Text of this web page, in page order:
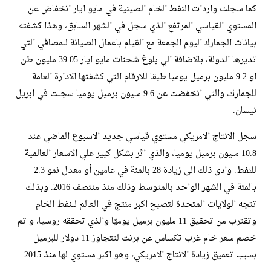
كما سجلت واردات النفط الخام الصينية في مايو ايار انخفاض عن
المستوي القياسي المرتفع الذي سجل في الشهر السابق، وهذا كشفته
بيانات الجمارك اليوم الجمعة مع القيام باعمال الصيانة للمصافي التي
تديرها الدولة، بالاضافة الي بلوغ شحنات مايو ايار 39.05 مليون طن
او 9.2 مليون برميل يوميا طبقا للارقام التي كشفتها الادارة العامة
للجمارك، والتي انخفضت عن 9.6 مليون برميل يوميا سجلت في ابريل
نيسان.
سجل الانتاج الامريكي مستوي قياسي جديد الاسبوع الماضي عند
10.8 مليون برميل يوميا، والذي اثر بشكل كبير علي الاسعار العالمية
للنفط. وادى ذلك الى زيادة 28 بالمئة في عامين أو معدل نمو 2.3
بالمئة في الشهر الواحد بالمتوسط وذلك منذ منتصف 2016. وبذلك
تتجه الولايات المتحدة لتصبح اكبر منتج في العالم للنفط الخام
وتقترب من تحقيق 11 مليون برميل يوميًا والذي تحققه روسيا، و تم
خصم سعر خام غرب تكساس عن برنت لتتجاوز 11 دولار للبرميل
بسبب تعميق زيادة الانتاج الامريكي، وهو اكبر مستوي لها منذ 2015 .